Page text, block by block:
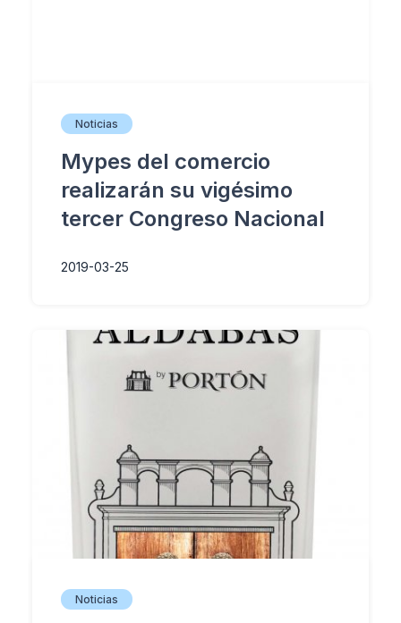
Noticias
Mypes del comercio
realizarán su vigésimo
tercer Congreso Nacional
2019-03-25
Noticias